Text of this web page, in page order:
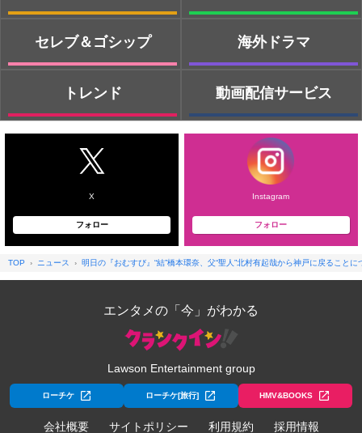
セレブ＆ゴシップ
トレンド
海外ドラマ
動画配信サービス
X
フォロー
Instagram
フォロー
TOP ニュース 明日の『おむすび』“結”橋本環奈、父“聖人”北村有起哉から神戸に戻ることに
エンタメの「今」がわかる
Lawson Entertainment group
ローチケ ローチケ[旅行] HMV&BOOKS
会社概要 サイトポリシー 利用規約 採用情報